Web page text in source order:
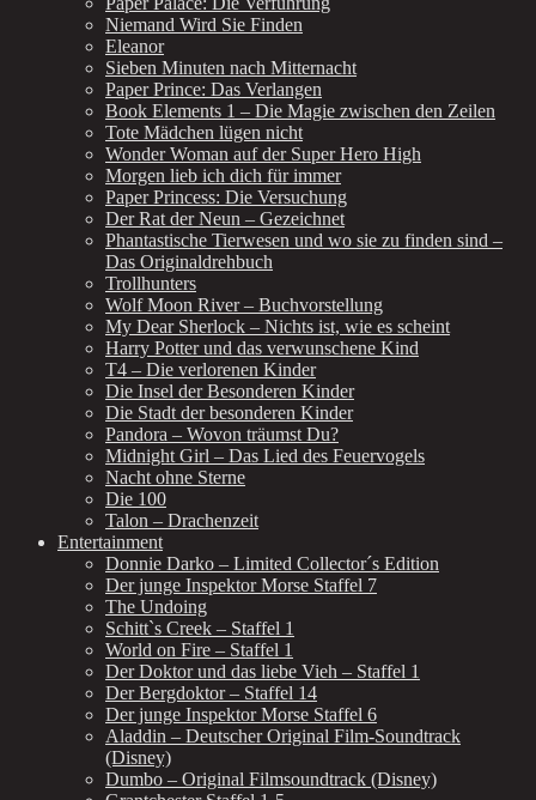
Niemand Wird Sie Finden
Eleanor
Sieben Minuten nach Mitternacht
Paper Prince: Das Verlangen
Book Elements 1 – Die Magie zwischen den Zeilen
Tote Mädchen lügen nicht
Wonder Woman auf der Super Hero High
Morgen lieb ich dich für immer
Paper Princess: Die Versuchung
Der Rat der Neun – Gezeichnet
Phantastische Tierwesen und wo sie zu finden sind –
Das Originaldrehbuch
Trollhunters
Wolf Moon River – Buchvorstellung
My Dear Sherlock – Nichts ist, wie es scheint
Harry Potter und das verwunschene Kind
T4 – Die verlorenen Kinder
Die Insel der Besonderen Kinder
Die Stadt der besonderen Kinder
Pandora – Wovon träumst Du?
Midnight Girl – Das Lied des Feuervogels
Nacht ohne Sterne
Die 100
Talon – Drachenzeit
Entertainment
Donnie Darko – Limited Collector´s Edition
Der junge Inspektor Morse Staffel 7
The Undoing
Schitt`s Creek – Staffel 1
World on Fire – Staffel 1
Der Doktor und das liebe Vieh – Staffel 1
Der Bergdoktor – Staffel 14
Der junge Inspektor Morse Staffel 6
Aladdin – Deutscher Original Film-Soundtrack
(Disney)
Dumbo – Original Filmsoundtrack (Disney)